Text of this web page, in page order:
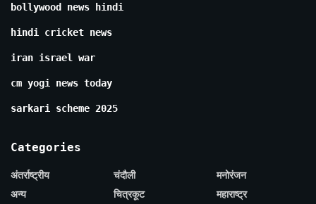
bollywood news hindi
hindi cricket news
iran israel war
cm yogi news today
sarkari scheme 2025
Categories
अंतर्राष्ट्रीय
अन्य
चंदौली
चित्रकूट
मनोरंजन
महाराष्ट्र